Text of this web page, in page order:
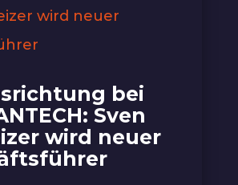
bei
Sven
wird neuer